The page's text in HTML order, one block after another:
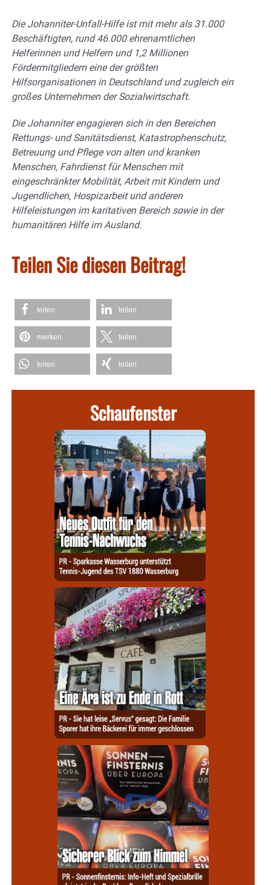
Die Johanniter-Unfall-Hilfe ist mit mehr als 31.000
Beschäftigten, rund 46.000 ehrenamtlichen
Helferinnen und Helfern und 1,2 Millionen
Fördermitgliedern eine der größten
Hilfsorganisationen in Deutschland und zugleich ein
großes Unternehmen der Sozialwirtschaft.
Die Johanniter engagieren sich in den Bereichen
Rettungs- und Sanitätsdienst, Katastrophenschutz,
Betreuung und Pflege von alten und kranken
Menschen, Fahrdienst für Menschen mit
eingeschränkter Mobilität, Arbeit mit Kindern und
Jugendlichen, Hospizarbeit und anderen
Hilfeleistungen im karitativen Bereich sowie in der
humanitären Hilfe im Ausland.
Teilen Sie diesen Beitrag!
teilen teilen
merken teilen
teilen teilen
Schaufenster